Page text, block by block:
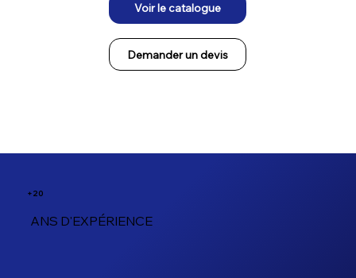
Voir le catalogue
Demander un devis
+20
ANS D'EXPÉRIENCE